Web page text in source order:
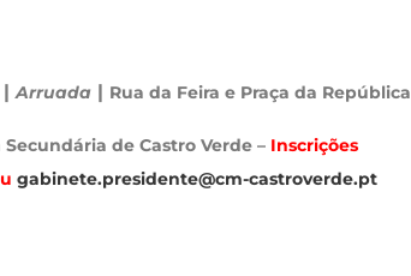
|Arruada | Rua da Feira e Praça da República
Secundária de Castro Verde – Inscrições
gabinete.presidente@cm-castroverde.pt